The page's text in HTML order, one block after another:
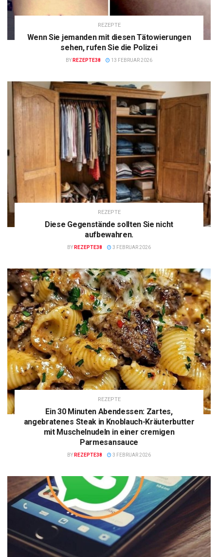
REZEPTE
Wenn Sie jemanden mit diesen Tätowierungen
sehen, rufen Sie die Polizei
BY REZEPTE38 13 FEBRUAR 2026
REZEPTE
Diese Gegenstände sollten Sie nicht
aufbewahren.
BY REZEPTE38 3 FEBRUAR 2026
REZEPTE
Ein 30 Minuten Abendessen: Zartes,
angebratenes Steak in Knoblauch-Kräuterbutter
mit Muschelnudeln in einer cremigen
Parmesansauce
BY REZEPTE38 3 FEBRUAR 2026